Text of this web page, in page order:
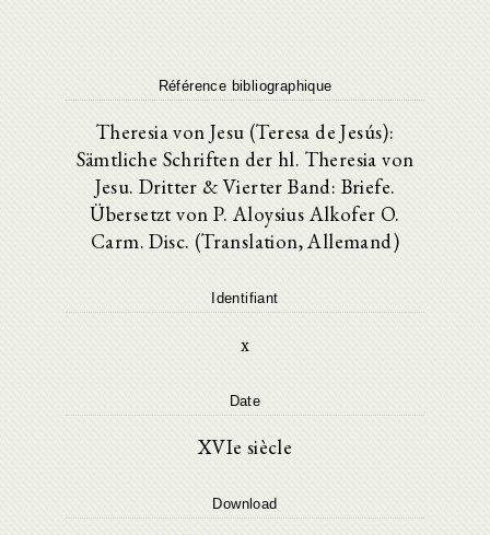
Référence bibliographique
Theresia von Jesu (Teresa de Jesús):
Sämtliche Schriften der hl. Theresia von
Jesu. Dritter & Vierter Band: Briefe.
Übersetzt von P. Aloysius Alkofer O.
Carm. Disc. (Translation, Allemand)
Identifiant
x
Date
XVIe siècle
Download